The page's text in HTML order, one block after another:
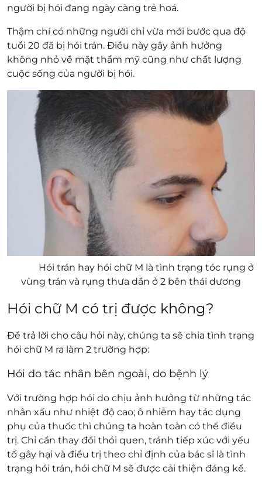
người bị hói đang ngày càng trẻ hoá.
Thậm chí có những người chỉ vừa mới bước qua độ
tuổi 20 đã bị hói trán. Điều này gây ảnh hưởng
không nhỏ về mặt thẩm mỹ cũng như chất lượng
cuộc sống của người bị hói.
Hói trán hay hói chữ M là tình trạng tóc rụng ở
vùng trán và rụng thưa dần ở 2 bên thái dương
Hói chữ M có trị được không?
Để trả lời cho câu hỏi này, chúng ta sẽ chia tình trạng
hói chữ M ra làm 2 trường hợp:
Hói do tác nhân bên ngoài, do bệnh lý
Với trường hợp hói do chịu ảnh hưởng từ những tác
nhân xấu như nhiệt độ cao; ô nhiễm hay tác dụng
phụ của thuốc thì chúng ta hoàn toàn có thể điều
trị. Chỉ cần thay đổi thói quen, tránh tiếp xúc với yếu
tố gây hại và điều trị theo chỉ định của bác sĩ là tình
trạng hói trán, hói chữ M sẽ được cải thiện đáng kể.